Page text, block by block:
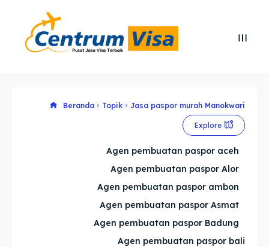
Cari
Cari
Explore our destinations
Explore our destinations
Beranda Topik Jasa paspor murah Manokwari
Explore
Agen pembuatan paspor aceh
Agen pembuatan paspor Alor
Agen pembuatan paspor ambon
Agen pembuatan paspor Asmat
Agen pembuatan paspor Badung
Agen pembuatan paspor bali